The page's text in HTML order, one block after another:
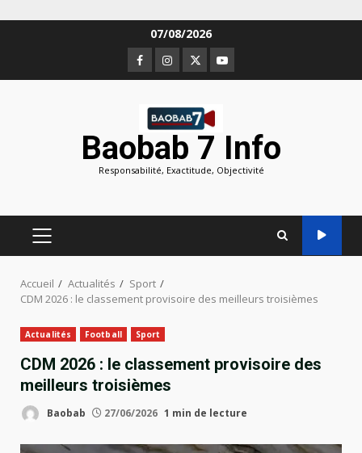
07/08/2026
Facebook
Instagram
TwitterYoutube
Baobab 7 Info
Responsabilité, Exactitude, Objectivité
MENU
PRINCIPAL
Accueil Actualités
Sport
CDM 2026 : le classement provisoire des meilleurs troisièmes
Actualités Football Sport
CDM 2026 : le classement provisoire des
meilleurs troisièmes
Baobab 27/06/2026 1 min de lecture